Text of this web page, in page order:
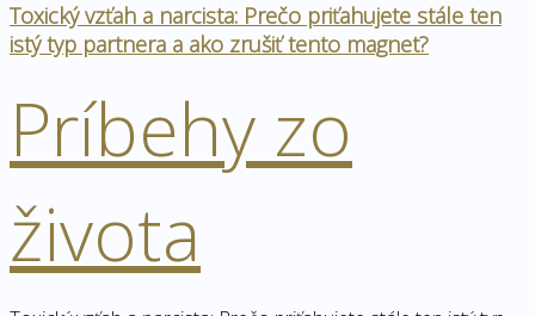
Toxický vzťah a narcista: Prečo priťahujete stále ten
istý typ partnera a ako zrušiť tento magnet?
Príbehy zo
života